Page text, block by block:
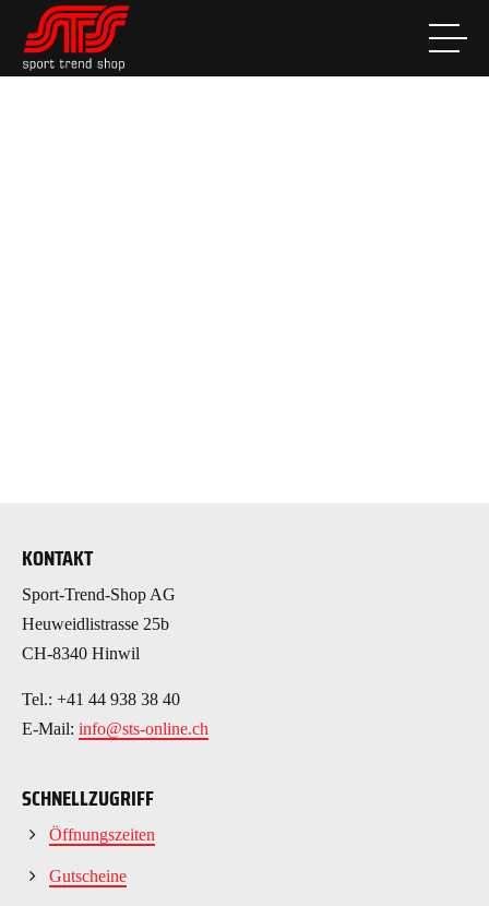
KONTAKT
Sport-Trend-Shop AG
Heuweidlistrasse 25b
CH-8340 Hinwil
Tel.: +41 44 938 38 40
E-Mail: info@sts-online.ch
SCHNELLZUGRIFF
Öffnungszeiten
Gutscheine